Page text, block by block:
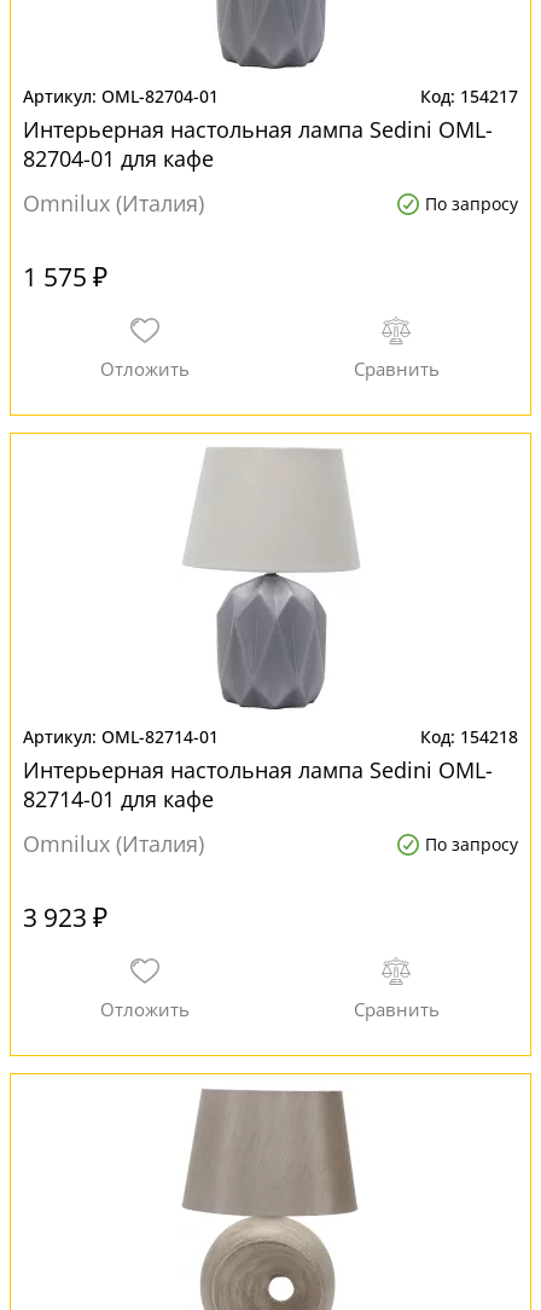
OML-82704-01 154217
Интерьерная настольная лампа Sedini OML-
82704-01 для кафе
Omnilux (Италия)
По запросу
1 575 ₽
OML-82714-01 154218
Интерьерная настольная лампа Sedini OML-
82714-01 для кафе
Omnilux (Италия)
По запросу
3 923 ₽